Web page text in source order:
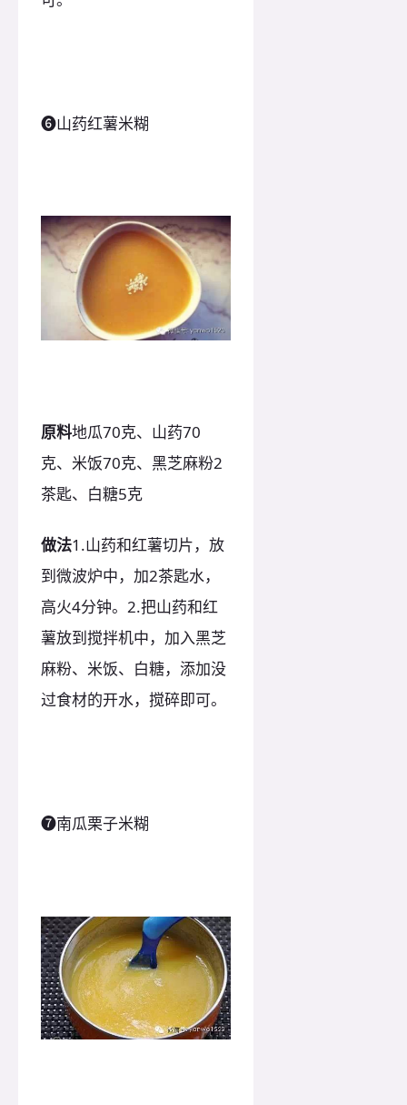
❻山药红薯米糊
原料地瓜70克、山药70
克、米饭70克、黑芝麻粉2
茶匙、白糖5克
做法1.山药和红薯切片，放
到微波炉中，加2茶匙水，
高火4分钟。2.把山药和红
薯放到搅拌机中，加入黑芝
麻粉、米饭、白糖，添加没
过食材的开水，搅碎即可。
❼南瓜栗子米糊